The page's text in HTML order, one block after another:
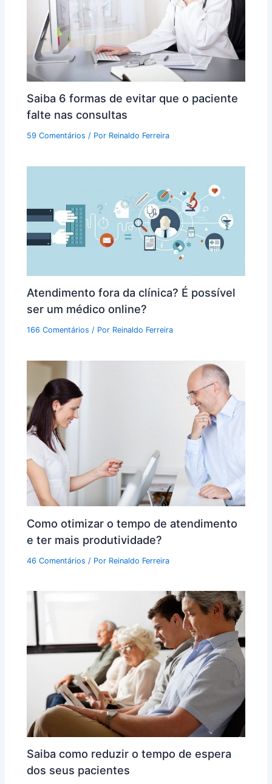
Saiba 6 formas de evitar que o paciente
falte nas consultas
59 Comentários / Por Reinaldo Ferreira
Atendimento fora da clínica? É possível
ser um médico online?
166 Comentários / Por Reinaldo Ferreira
Como otimizar o tempo de atendimento
e ter mais produtividade?
46 Comentários / Por Reinaldo Ferreira
Saiba como reduzir o tempo de espera
dos seus pacientes